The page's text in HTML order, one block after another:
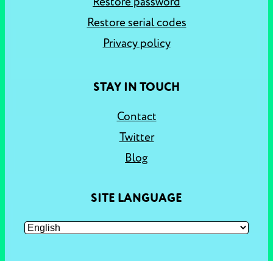
Restore serial codes
Privacy policy
STAY IN TOUCH
Contact
Twitter
Blog
SITE LANGUAGE